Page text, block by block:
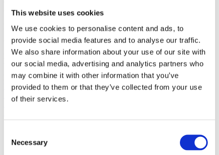
This website uses cookies
We use cookies to personalise content and ads, to
provide social media features and to analyse our traffic.
We also share information about your use of our site with
our social media, advertising and analytics partners who
may combine it with other information that you’ve
provided to them or that they’ve collected from your use
of their services.
Selection
Necessary
okkar í Scandinavíu.
HAFÐU SAMBAND
Vélavit
Sími: 5272600
Netfang: hinrik@velavit.is
EMA
Um okkur
Stefna
Sjálfbærni
STOLTUR MEÐLIMUR